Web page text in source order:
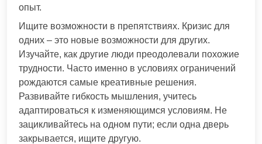
опыт.
Ищите возможности в препятствиях. Кризис для
одних – это новые возможности для других.
Изучайте, как другие люди преодолевали похожие
трудности. Часто именно в условиях ограничений
рождаются самые креативные решения.
Развивайте гибкость мышления, учитесь
адаптироваться к изменяющимся условиям. Не
зацикливайтесь на одном пути; если одна дверь
закрывается, ищите другую.